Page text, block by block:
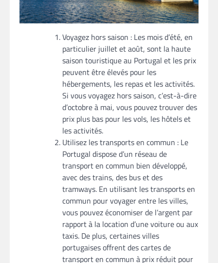
Voyagez hors saison : Les mois d’été, en
particulier juillet et août, sont la haute
saison touristique au Portugal et les prix
peuvent être élevés pour les
hébergements, les repas et les activités.
Si vous voyagez hors saison, c’est-à-dire
d’octobre à mai, vous pouvez trouver des
prix plus bas pour les vols, les hôtels et
les activités.
Utilisez les transports en commun : Le
Portugal dispose d’un réseau de
transport en commun bien développé,
avec des trains, des bus et des
tramways. En utilisant les transports en
commun pour voyager entre les villes,
vous pouvez économiser de l’argent par
rapport à la location d’une voiture ou aux
taxis. De plus, certaines villes
portugaises offrent des cartes de
transport en commun à prix réduit pour